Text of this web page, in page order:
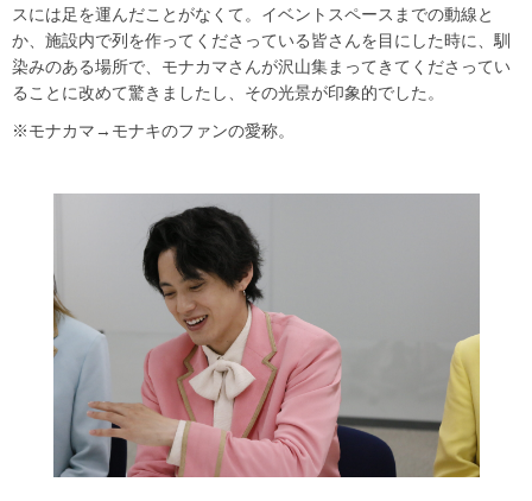
スには足を運んだことがなくて。イベントスペースまでの動線と
か、施設内で列を作ってくださっている皆さんを目にした時に、馴
染みのある場所で、モナカマさんが沢山集まってきてくださってい
ることに改めて驚きましたし、その光景が印象的でした。
※モナカマ→モナキのファンの愛称。